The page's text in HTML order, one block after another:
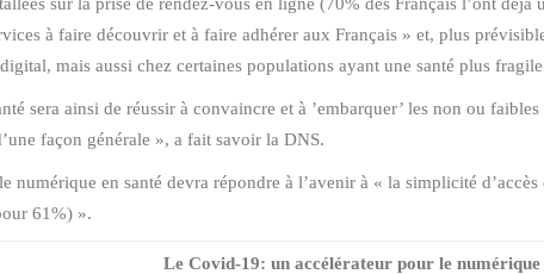
à faire découvrir et à faire adhérer aux Français » et, plus
mais aussi chez certaines populations ayant une santé plus
sera ainsi de réussir à convaincre et à ’embarquer’ les non ou
façon générale », a fait savoir la DNS.
numérique en santé devra répondre à l’avenir à « la simplicité
61%) ».
Le Covid-19: un accélérateur pour le numérique